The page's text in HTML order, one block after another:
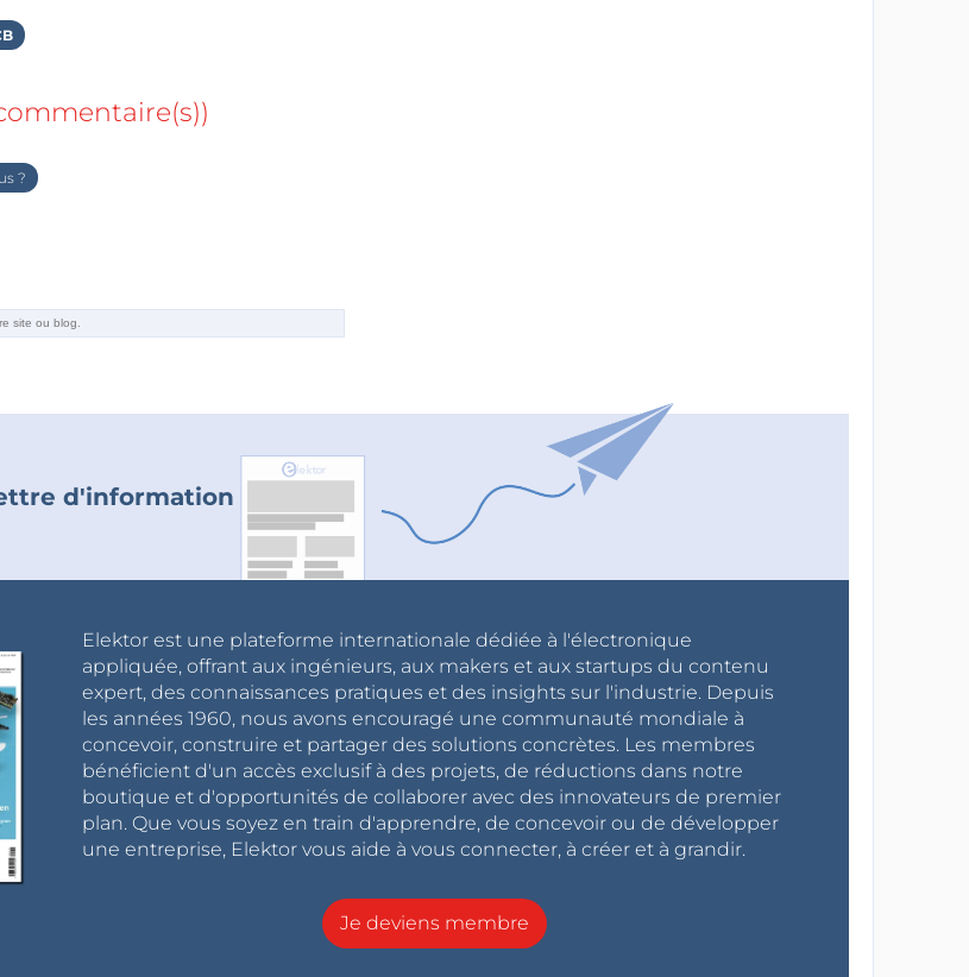
?
d'information
Elektor est une plateforme internationale dédiée à l'électronique
appliquée, offrant aux ingénieurs, aux makers et aux startups du contenu
expert, des connaissances pratiques et des insights sur l'industrie. Depuis
les années 1960, nous avons encouragé une communauté mondiale à
concevoir, construire et partager des solutions concrètes. Les membres
bénéficient d'un accès exclusif à des projets, de réductions dans notre
boutique et d'opportunités de collaborer avec des innovateurs de premier
plan. Que vous soyez en train d'apprendre, de concevoir ou de développer
une entreprise, Elektor vous aide à vous connecter, à créer et à grandir.
Je deviens membre